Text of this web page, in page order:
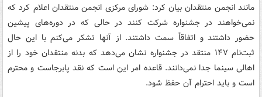
مانند انجمن منتقدان بیان کرد: شورای مرکزی انجمن منتقدان اعلام کرد که
نمی‌خواهند در جشنواره شرکت کنند در حالی که در دوره‌های پیشین
حضور داشتند و اتفاقاً سمت داشتند. از آنها تشکر می‌کنم با این حال
ثبت‌نام ۱۴۷ منتقد در جشنواره نشان می‌دهد که بدنه منتقدان خود را از
اهالی سینما جدا نمی‌دانند. قاعده امر این است که نقد پابرجاست و محترم
است و باید احترام آن حفظ شود.